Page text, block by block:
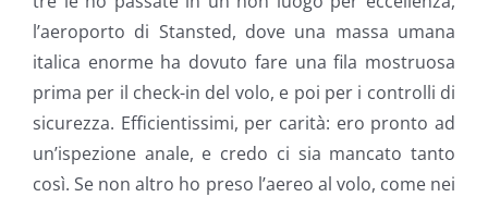
l’aeroporto di Stansted, dove una massa umana
italica enorme ha dovuto fare una fila mostruosa
prima per il check-in del volo, e poi per i controlli di
sicurezza. Efficientissimi, per carità: ero pronto ad
un’ispezione anale, e credo ci sia mancato tanto
così. Se non altro ho preso l’aereo al volo, come nei